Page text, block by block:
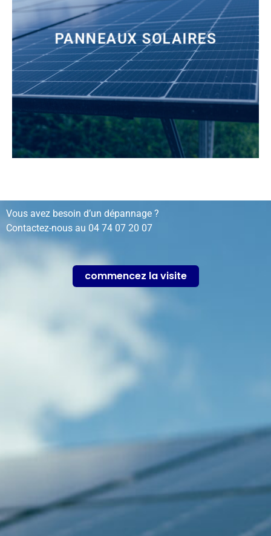
PANNEAUX SOLAIRES
installation, rénovation, dépannage…
Vous avez besoin d’un dépannage ?
Contactez-nous au 04 74 07 20 07
commencez la visite